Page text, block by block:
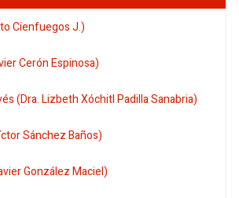
Cienfuegos J.)
Cerón Espinosa)
(Dra. Lizbeth Xóchitl Padilla Sanabria)
Sánchez Baños)
González Maciel)